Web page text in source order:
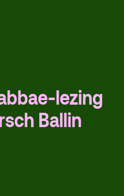
Educatie
Zoeken
lezing
Ballin